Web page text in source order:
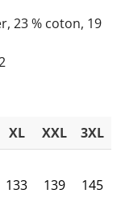
23 % coton, 19
XL XXL
3XL
133 139 145